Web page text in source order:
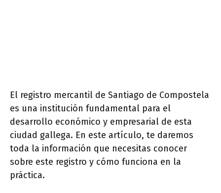
El registro mercantil de Santiago de Compostela
es una institución fundamental para el
desarrollo económico y empresarial de esta
ciudad gallega. En este artículo, te daremos
toda la información que necesitas conocer
sobre este registro y cómo funciona en la
práctica.